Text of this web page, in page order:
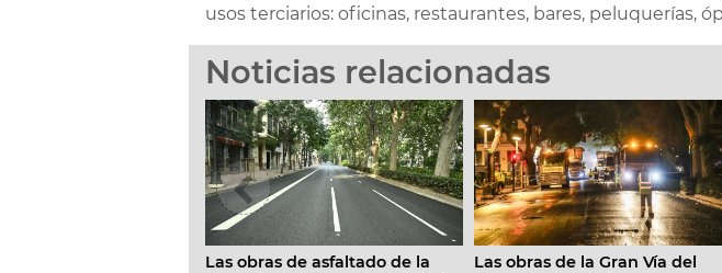
usos terciarios: oficinas, restaurantes, bares, peluquerías,
Noticias relacionadas
Las obras de asfaltado de la
Las obras de la Gran Vía del